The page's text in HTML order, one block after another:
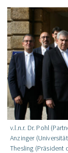
v.l.n.r. Dr. Pohl
Anzinger
Thesling (Präsident